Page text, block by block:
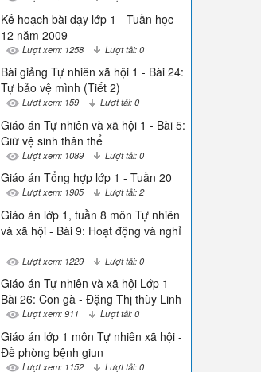
Kế hoạch bài dạy lớp 1 - Tuần học
12 năm 2009
Lượt xem: 1258 Lượt tải: 0
Bài giảng Tự nhiên xã hội 1 - Bài 24:
Tự bảo vệ mình (Tiết 2)
Lượt xem: 159 Lượt tải: 0
Giáo án Tự nhiên và xã hội 1 - Bài 5:
Giữ vệ sinh thân thể
Lượt xem: 1089 Lượt tải: 0
Giáo án Tổng hợp lớp 1 - Tuần 20
Lượt xem: 1905 Lượt tải: 2
Giáo án lớp 1, tuần 8 môn Tự nhiên
và xã hội - Bài 9: Hoạt động và nghỉ
Lượt xem: 1229 Lượt tải: 0
Giáo án Tự nhiên và xã hội Lớp 1 -
Bài 26: Con gà - Đặng Thị thùy Linh
Lượt xem: 911 Lượt tải: 0
Giáo án lớp 1 môn Tự nhiên xã hội -
Đề phòng bệnh giun
Lượt xem: 1152 Lượt tải: 0